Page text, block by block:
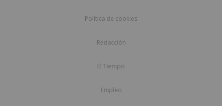
Política de cookies
Redacción
El Tiempo
Empleo